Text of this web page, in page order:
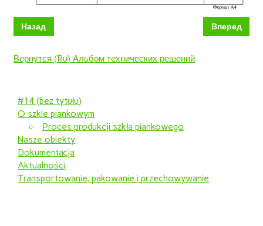
Назад Вперед
Вернутся (Ru) Альбом технических решений
#14 (bez tytułu)
O szkle piankowym
Proces produkcji szkła piankowego
Nasze obiekty
Dokumentacja
Aktualności
Transportowanie, pakowanie i przechowywanie